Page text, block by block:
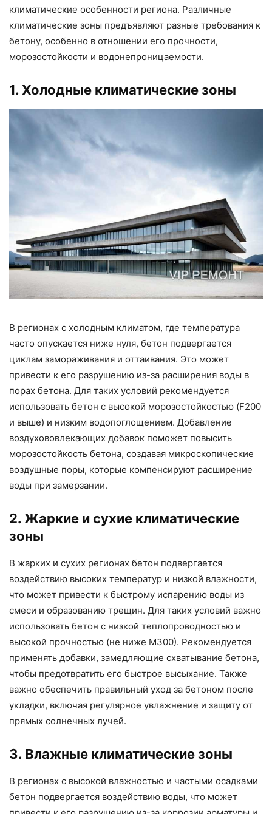
климатические особенности региона. Различные
климатические зоны предъявляют разные требования к
бетону, особенно в отношении его прочности,
морозостойкости и водонепроницаемости.
1. Холодные климатические зоны
В регионах с холодным климатом, где температура
часто опускается ниже нуля, бетон подвергается
циклам замораживания и оттаивания. Это может
привести к его разрушению из-за расширения воды в
порах бетона. Для таких условий рекомендуется
использовать бетон с высокой морозостойкостью (F200
и выше) и низким водопоглощением. Добавление
воздухововлекающих добавок поможет повысить
морозостойкость бетона, создавая микроскопические
воздушные поры, которые компенсируют расширение
воды при замерзании.
2. Жаркие и сухие климатические
зоны
В жарких и сухих регионах бетон подвергается
воздействию высоких температур и низкой влажности,
что может привести к быстрому испарению воды из
смеси и образованию трещин. Для таких условий важно
использовать бетон с низкой теплопроводностью и
высокой прочностью (не ниже М300). Рекомендуется
применять добавки, замедляющие схватывание бетона,
чтобы предотвратить его быстрое высыхание. Также
важно обеспечить правильный уход за бетоном после
укладки, включая регулярное увлажнение и защиту от
прямых солнечных лучей.
3. Влажные климатические зоны
В регионах с высокой влажностью и частыми осадками
бетон подвергается воздействию воды, что может